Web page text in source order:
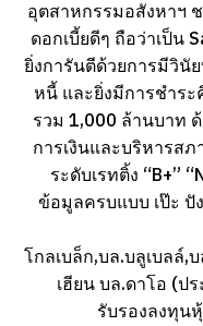
อุตสาหกรรมอสังหาฯ
ดอกเบี้ยดีๆ ถือว่าเป็น
ยิ่งการันตีด้วยการมีวินั
หนี้ และยิ่งมีการชำร
รวม 1,000 ล้านบาท
การเงินและบริหารส
ระดับเรทติ้ง “B+”
ข้อมูลครบแบบ เป๊ะ ปั
โกลเบล็ก,บล.บลูเบลล์,
เฮียน บล.ดาโอ (ป
รับรองลงทุน